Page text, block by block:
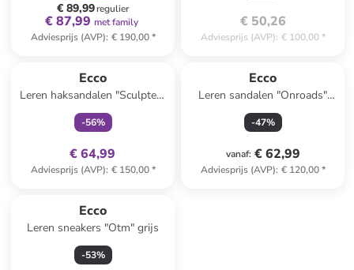
€ 89,99regulier
€ 87,99 met family
Adviesprijs (AVP): € 190,00*
€ 50,26
Adviesprijs (AVP): € 100,00*
Ecco
Leren haksandalen "Sculpted"
zwart
-56%
€ 64,99
Adviesprijs (AVP): € 150,00*
Ecco
Leren sandalen "Onroads"
donkerblauw
-47%
vanaf: € 62,99
Adviesprijs (AVP): € 120,00*
Ecco
Leren sneakers "Otm" grijs
-53%